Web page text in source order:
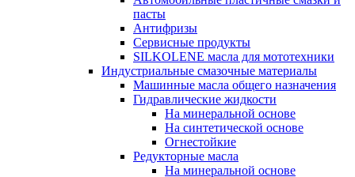
пасты
Антифризы
Сервисные продукты
SILKOLENE масла для мототехники
Индустриальные смазочные материалы
Машинные масла общего назначения
Гидравлические жидкости
На минеральной основе
На синтетической основе
Огнестойкие
Редукторные масла
На минеральной основе